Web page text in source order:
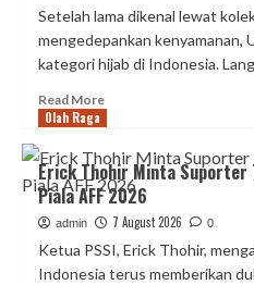
Hijab
Muslimah
Modern
Setelah lama dikenal lewat
mengedepankan kenyamanan,
kategori hijab di Indonesia.
Read MoreRead
Uniqlo
Luncurkan
Koleksi
Hijab
Muslimah
Modern
Olah Raga
Erick Thohir Minta Suporter
Piala AFF 2026
admin 7 August 2026 0
Ketua PSSI, Erick Thohir,
Indonesia terus memberikan